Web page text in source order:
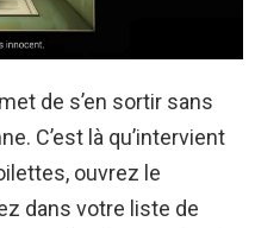
de s’en sortir sans
C’est là qu’intervient
ouvrez le
dans votre liste de